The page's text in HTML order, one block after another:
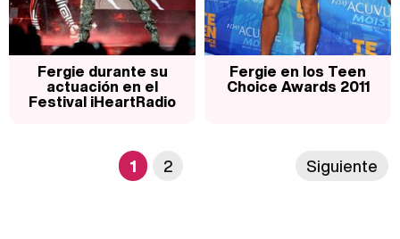
Fergie durante su
actuación en el
Festival iHeartRadio
Fergie en los Teen
Choice Awards 2011
1 2 Siguiente